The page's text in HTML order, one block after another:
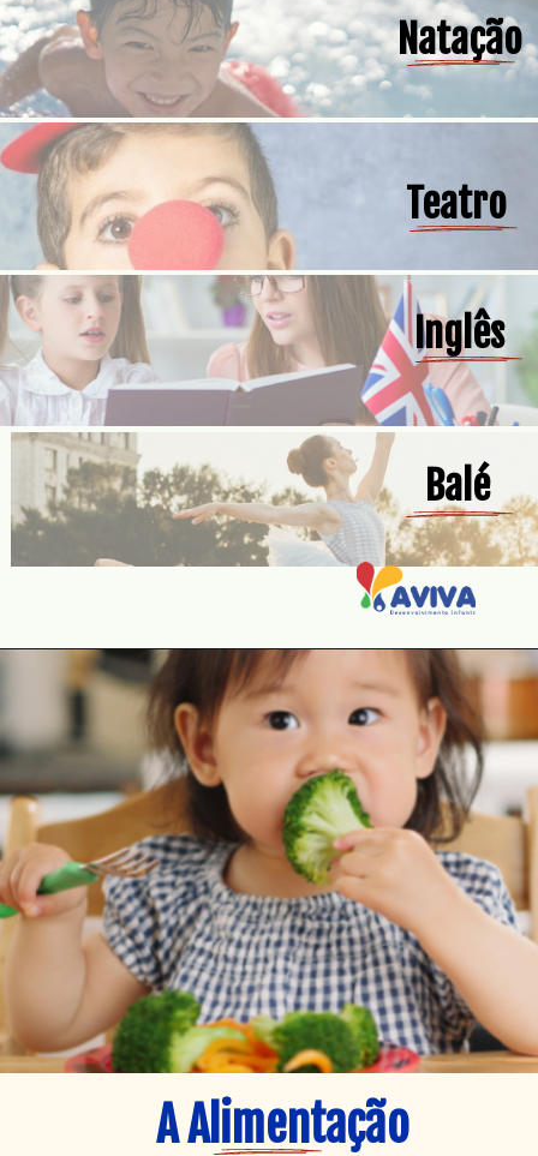
Natação
Teatro
Inglês
Balé
A Alimentação